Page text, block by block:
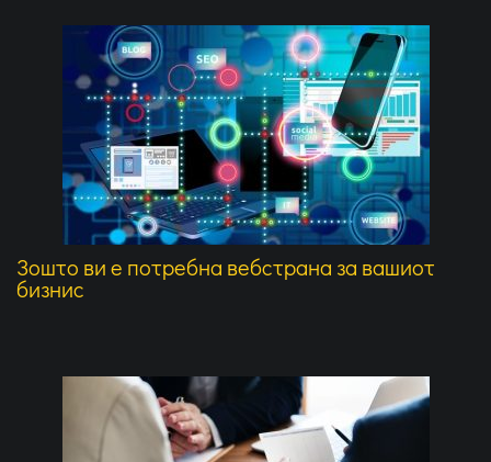
Зошто ви е потребна вебстрана за вашиот
бизнис